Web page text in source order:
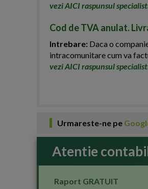
vezi AICI raspunsul
Cod de TVA anulat.
Intrebare: Daca o
intracomunitare cum va
vezi AICI raspunsul
Urmareste-ne pe
Atentie
Raport GRATUIT